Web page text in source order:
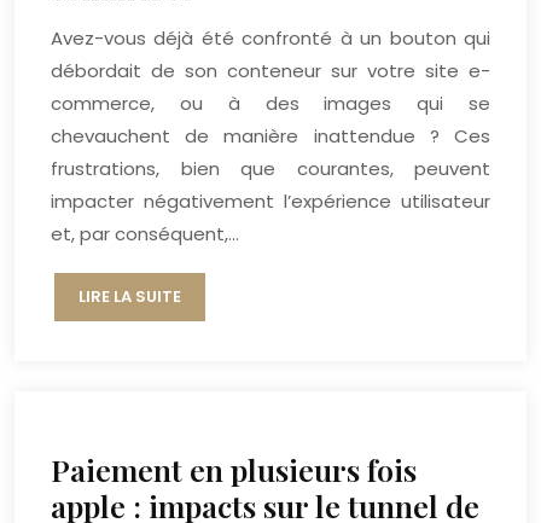
Avez-vous déjà été confronté à un bouton qui
débordait de son conteneur sur votre site e-
commerce, ou à des images qui se
chevauchent de manière inattendue ? Ces
frustrations, bien que courantes, peuvent
impacter négativement l’expérience utilisateur
et, par conséquent,…
LIRE LA SUITE
Paiement en plusieurs fois
apple : impacts sur le tunnel de